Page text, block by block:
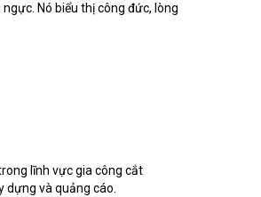
Nó biểu thị công đức, lòng
lĩnh vực gia công cắt
và quảng cáo.